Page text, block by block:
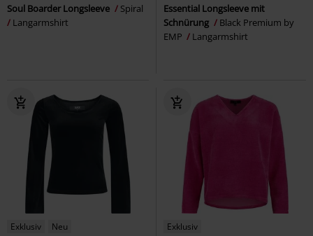
Soul Boarder Longsleeve
Spiral
Langarmshirt
Essential Longsleeve mit
Schnürung
Black Premium by
EMP
Langarmshirt
Exklusiv
Neu
Exklusiv